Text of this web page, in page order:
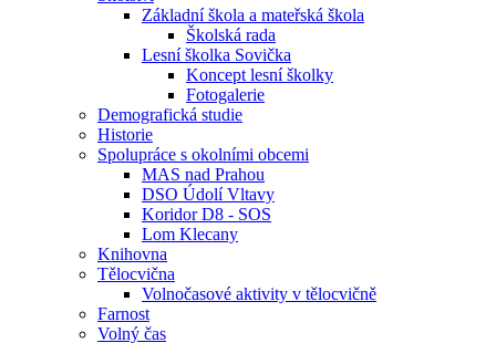
Základní škola a mateřská škola
Školská rada
Lesní školka Sovička
Koncept lesní školky
Fotogalerie
Demografická studie
Historie
Spolupráce s okolními obcemi
MAS nad Prahou
DSO Údolí Vltavy
Koridor D8 - SOS
Lom Klecany
Knihovna
Tělocvična
Volnočasové aktivity v tělocvičně
Farnost
Volný čas